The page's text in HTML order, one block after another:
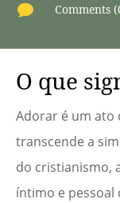
 Comments
O que
Adorar é um ato
transcende a
do cristianismo,
íntimo e pessoal